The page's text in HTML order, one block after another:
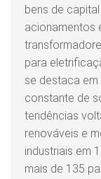
bens de
acionamentos
para
se destaca
constante de
tendências
renováveis e
industriais em
mais de 135